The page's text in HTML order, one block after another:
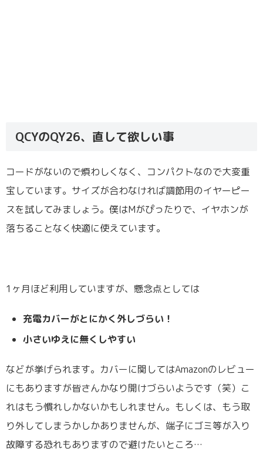
QCYのQY26、直して欲しい事
コードがないので煩わしくなく、コンパクトなので大変重
宝しています。サイズが合わなければ調節用のイヤーピー
スを試してみましょう。僕はMがぴったりで、イヤホンが
落ちることなく快適に使えています。
1ヶ月ほど利用していますが、懸念点としては
充電カバーがとにかく外しづらい！
小さいゆえに無くしやすい
などが挙げられます。カバーに関してはAmazonのレビュー
にもありますが皆さんかなり開けづらいようです（笑）こ
れはもう慣れしかないかもしれません。もしくは、もう取
り外してしまうかしかありませんが、端子にゴミ等が入り
故障する恐れもありますので避けたいところ…